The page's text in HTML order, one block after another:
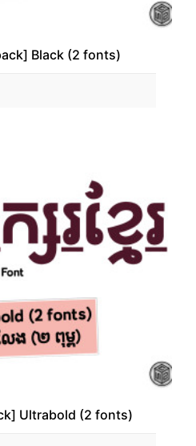
Black (2 fonts)
Ultrabold (2 fonts)